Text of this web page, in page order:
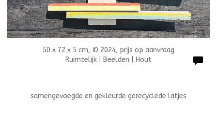
50 x 72 x 5 cm, © 2024, prijs op aanvraag
Ruimtelijk | Beelden | Hout
samengevoegde en gekleurde gerecyclede latjes